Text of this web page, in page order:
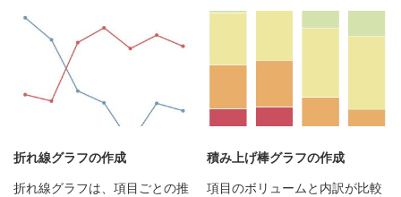
折れ線グラフの作成
折れ線グラフは、項目ごとの推
積み上げ棒グラフの作成
項目のボリュームと内訳が比較